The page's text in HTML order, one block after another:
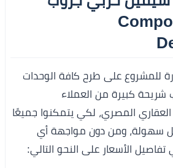
للمشروع على طرح كافة الوحدات
شريحة كبيرة من العملاء
المصري، لكي يتمكنوا جميعًا
سهولة، ومن دون مواجهة أي
تفاصيل الأسعار على النحو التالي: